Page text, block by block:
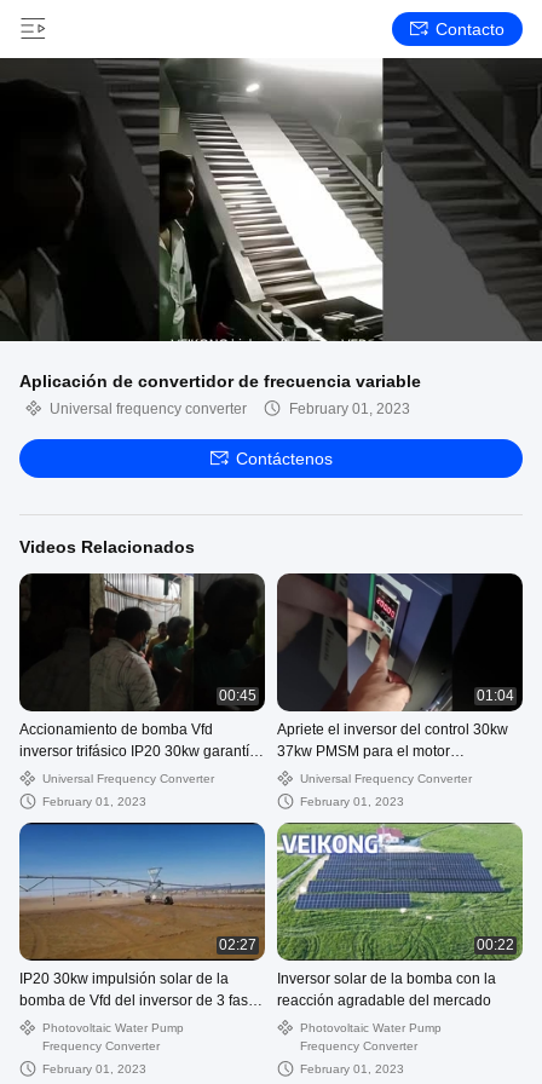
Contacto
Aplicación de convertidor de frecuencia variable
Universal frequency converter February 01, 2023
Contáctenos
Videos Relacionados
00:45
Accionamiento de bomba Vfd
inversor trifásico IP20 30kw garantía
de 18 meses
Universal Frequency Converter
February 01, 2023
01:04
Apriete el inversor del control 30kw
37kw PMSM para el motor
asincrónico
Universal Frequency Converter
February 01, 2023
02:27
IP20 30kw impulsión solar de la
bomba de Vfd del inversor de 3 fases
garantía de 18 meses
Photovoltaic Water Pump
Frequency Converter
February 01, 2023
00:22
Inversor solar de la bomba con la
reacción agradable del mercado
Photovoltaic Water Pump
Frequency Converter
February 01, 2023